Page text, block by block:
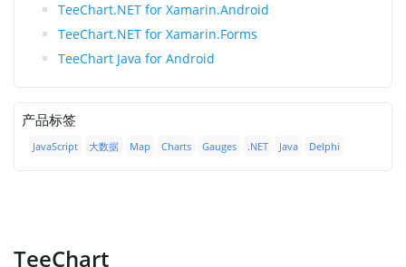
TeeChart.NET for Xamarin.Android
TeeChart.NET for Xamarin.Forms
TeeChart Java for Android
产品标签
JavaScript 大数据 Map Charts Gauges .NET Java Delphi
TeeChart